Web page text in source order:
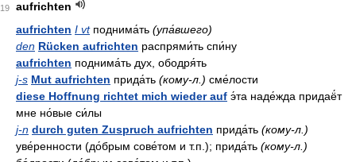
19
aufrichten
aufrichten I vtподнима́ть (упа́вшего)
den Rücken aufrichten распрями́ть спи́ну
aufrichten поднима́ть дух, ободря́ть
j-s Mut aufrichten прида́ть (кому-л.) сме́лости
diese Hoffnung richtet mich wieder auf э́та наде́жда придаё́т
мне но́вые си́лы
j-n durch guten Zuspruch aufrichten прида́ть (кому-л.)
уве́ренности (до́брым сове́том и т.п.); прида́ть (кому-л.)